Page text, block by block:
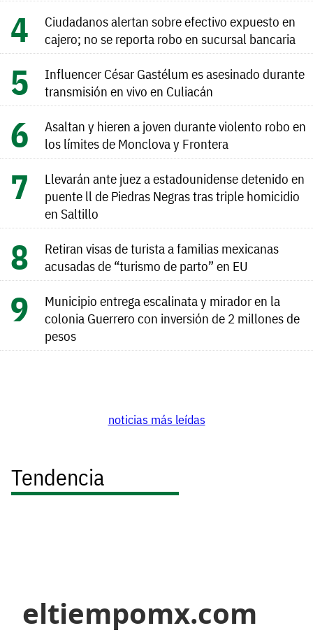
Ciudadanos alertan sobre efectivo expuesto en
cajero; no se reporta robo en sucursal bancaria
Influencer César Gastélum es asesinado durante
transmisión en vivo en Culiacán
Asaltan y hieren a joven durante violento robo en
los límites de Monclova y Frontera
Llevarán ante juez a estadounidense detenido en
puente ll de Piedras Negras tras triple homicidio
en Saltillo
Retiran visas de turista a familias mexicanas
acusadas de “turismo de parto” en EU
Municipio entrega escalinata y mirador en la
colonia Guerrero con inversión de 2 millones de
pesos
noticias más leídas
Tendencia